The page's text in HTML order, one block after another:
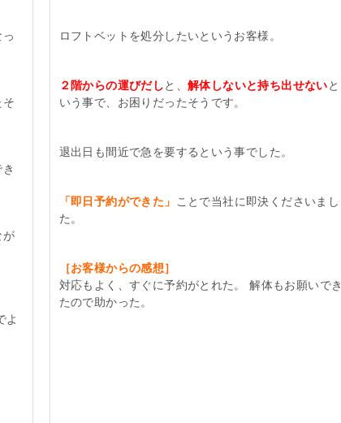
そ
が
よ
ロフトベットを処分したいというお客様。
２階からの運びだしと、 解体しないと持ち出せないと
いう事で、お困りだったそうです。
退出日も間近で急を要するという事でした。
「即日予約ができた」 ことで当社に即決くださいまし
た。
［お客様からの感想］
対応もよく、すぐに予約がとれた。 解体もお願いでき
たので助かった。